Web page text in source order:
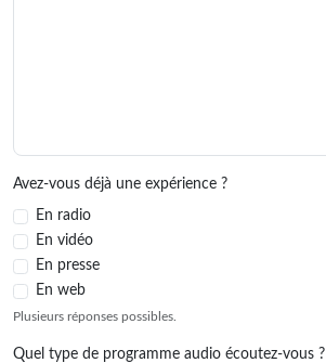
Avez-vous déjà une expérience ?
En radio
En vidéo
En presse
En web
Plusieurs réponses possibles.
Quel type de programme audio écoutez-vous ?